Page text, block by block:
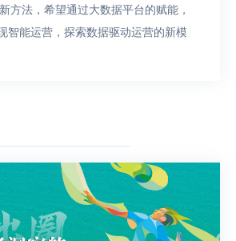
方法，希望通过大数据平台的赋能，
智能运营，探索数据驱动运营的新模